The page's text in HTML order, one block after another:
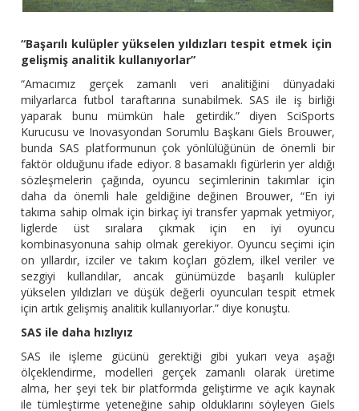
“Başarılı kulüpler yükselen yıldızları tespit etmek için
gelişmiş analitik kullanıyorlar”
“Amacımız gerçek zamanlı veri analitiğini dünyadaki
milyarlarca futbol taraftarına sunabilmek. SAS ile iş birliği
yaparak bunu mümkün hale getirdik.” diyen SciSports
Kurucusu ve Inovasyondan Sorumlu Başkanı Giels Brouwer,
bunda SAS platformunun çok yönlülüğünün de önemli bir
faktör olduğunu ifade ediyor. 8 basamaklı figürlerin yer aldığı
sözleşmelerin çağında, oyuncu seçimlerinin takımlar için
daha da önemli hale geldiğine değinen Brouwer, “En iyi
takıma sahip olmak için birkaç iyi transfer yapmak yetmiyor,
liglerde üst sıralara çıkmak için en iyi oyuncu
kombinasyonuna sahip olmak gerekiyor. Oyuncu seçimi için
on yıllardır, izciler ve takım koçları gözlem, ilkel veriler ve
sezgiyi kullandılar, ancak günümüzde başarılı kulüpler
yükselen yıldızları ve düşük değerli oyuncuları tespit etmek
için artık gelişmiş analitik kullanıyorlar.” diye konuştu.
SAS ile daha hızlıyız
SAS ile işleme gücünü gerektiği gibi yukarı veya aşağı
ölçeklendirme, modelleri gerçek zamanlı olarak üretime
alma, her şeyi tek bir platformda geliştirme ve açık kaynak
ile tümleştirme yeteneğine sahip olduklarını söyleyen Giels